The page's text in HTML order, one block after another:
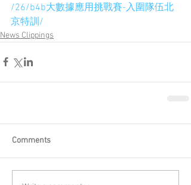
/26/b4b大數據應用挑戰賽-入圍隊伍北
京特訓/
News Clippings
Comments